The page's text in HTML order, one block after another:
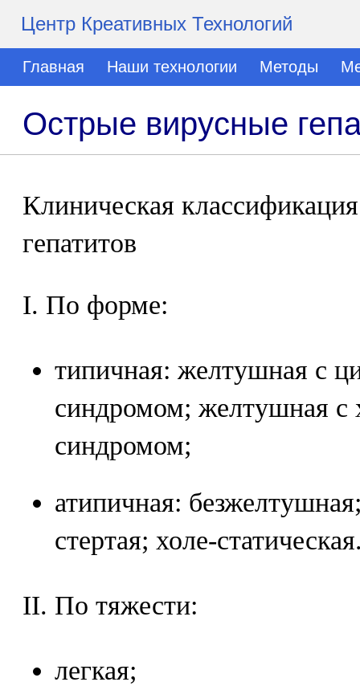
Центр Креативных Технологий
Главная Наши технологии Методы
Острые вирусные
Клиническая
гепатитов
I. По форме:
типичная: желтушная с
синдромом; желтушная с
синдромом;
атипичная:
стертая; холе-
II. По тяжести:
легкая;